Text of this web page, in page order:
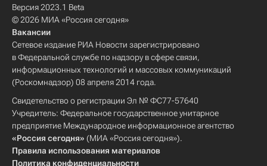
Версия 2023.1 Beta
© 2026 МИА «Россия сегодня»
Вакансии
Сетевое издание РИА Новости зарегистрировано
в Федеральной службе по надзору в сфере связи,
информационных технологий и массовых коммуникаций
(Роскомнадзор) 08 апреля 2014 года.
Свидетельство о регистрации Эл № ФС77-57640
Учредитель: Федеральное государственное унитарное
предприятие Международное информационное агентство
«Россия сегодня» (МИА «Россия сегодня»).
Правила использования материалов
Политика конфиденциальности